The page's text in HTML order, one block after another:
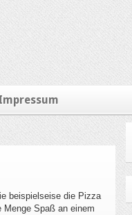
beispielseise die Pizza
Menge Spaß an einem